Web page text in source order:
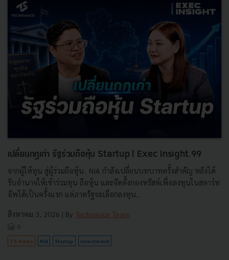
เปลี่ยนกฎเก่า รัฐร่วมถือหุ้น Startup l Exec Insight.99
จากผู้ให้ทุน สู่ผู้ร่วมถือหุ้น.. NIA กำลังเปลี่ยนบทบาทครั้งสำคัญ หลังได้
รับอำนาจให้เข้าร่วมทุน ถือหุ้น และจัดตั้งกองทรัสต์เพื่อลงทุนในสตาร์ท
อัพได้เป็นครั้งแรก แต่ภาครัฐจะเลือกลงทุน...
สิงหาคม 3, 2026 | By Techsauce Team
0
TS Video NIA Startup investment